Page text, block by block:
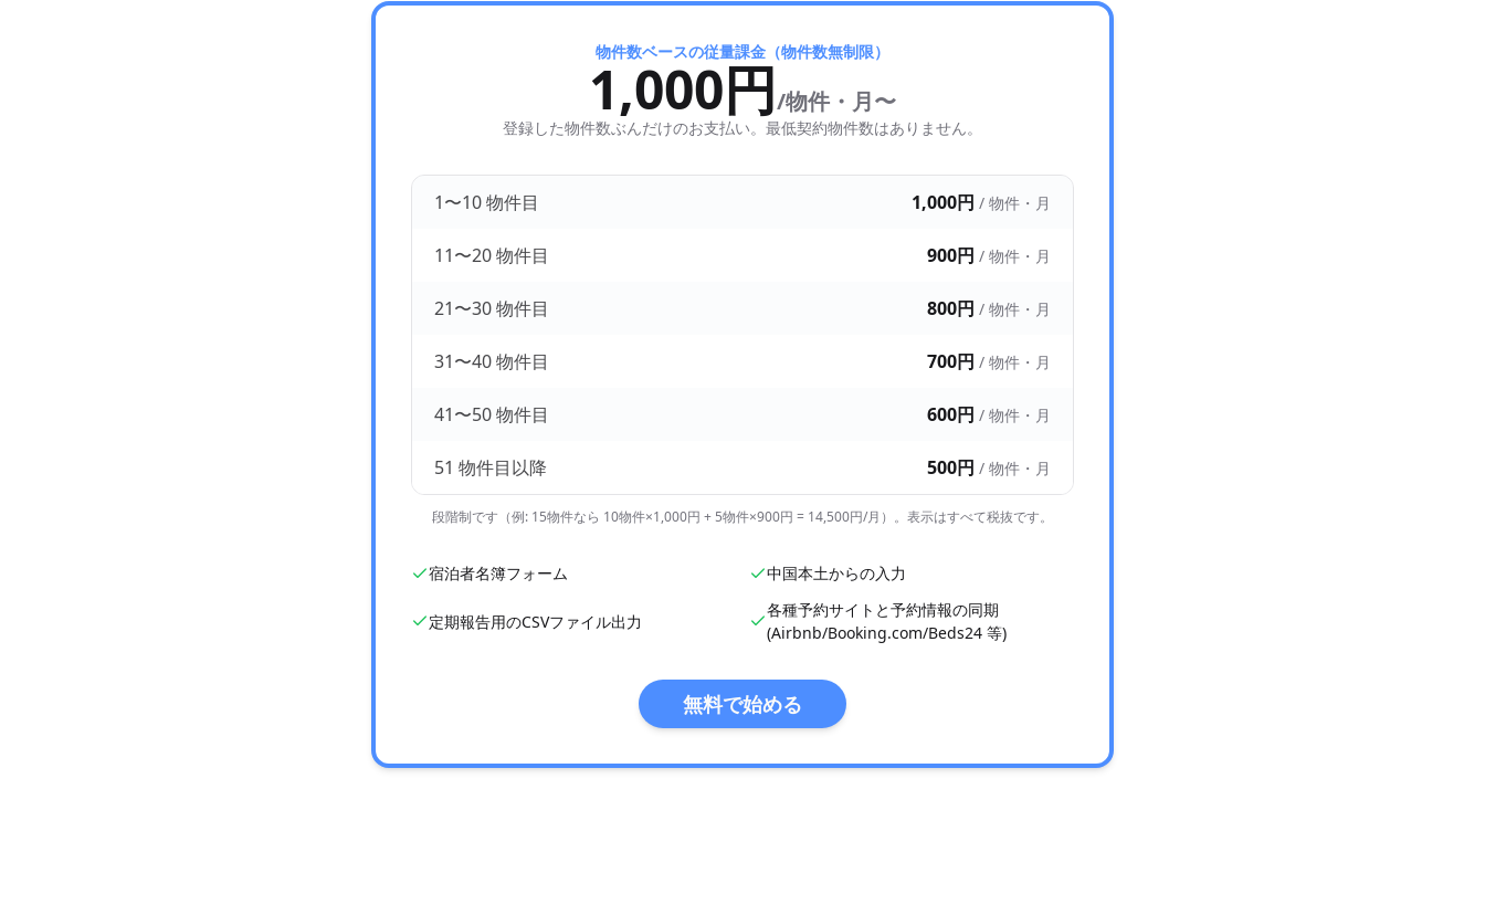
物件数ベースの従量課金（物件数無制限）
1,000円/物件・月〜
登録した物件数ぶんだけのお支払い。最低契約物件数はありません。
1〜10 物件目 1,000円 / 物件・月
11〜20 物件目 900円 / 物件・月
21〜30 物件目 800円 / 物件・月
31〜40 物件目 700円 / 物件・月
41〜50 物件目 600円 / 物件・月
51 物件目以降 500円 / 物件・月
段階制です（例: 15物件なら 10物件×1,000円 + 5物件×900円 = 14,500円/月）。表示はすべて税抜です。
宿泊者名簿フォーム 中国本土からの入力
定期報告用のCSVファイル出力
各種予約サイトと予約情報の同期
(Airbnb/Booking.com/Beds24 等)
無料で始める